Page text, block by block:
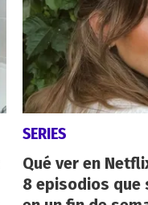
SERIES
Qué ver en
8 episodios que